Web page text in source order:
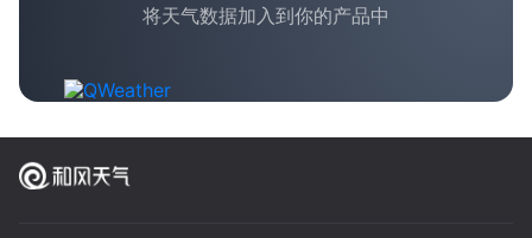
将天气数据加入到你的产品中